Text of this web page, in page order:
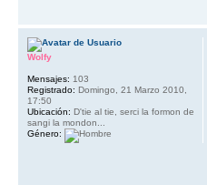
Wolfy
Mensajes: 103
Registrado: Domingo, 21 Marzo 2010,
17:50
Ubicación: D'tie al tie, serci la formon de
sangi la mondon...
Género: